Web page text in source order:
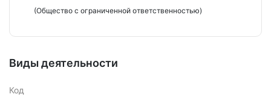
(Общество с ограниченной ответственностью)
Виды деятельности
Код